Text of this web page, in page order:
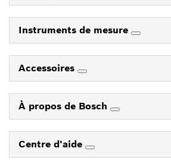
Instruments de mesure
Accessoires
À propos de Bosch
Centre d'aide